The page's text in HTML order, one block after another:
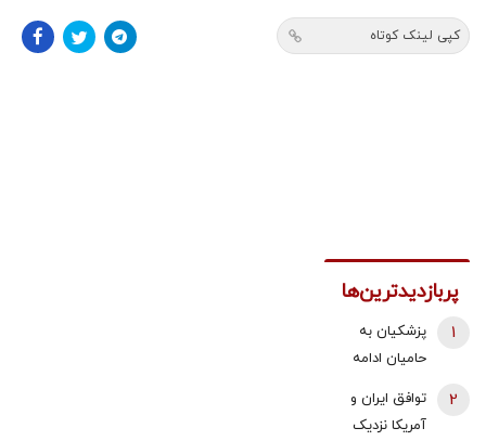
کپی لینک کوتاه
پربازدیدترین‌ها
پزشکیان به
حامیان ادامه
همین‌جوری
1
توافق ایران و
آمریکا نزدیک
2